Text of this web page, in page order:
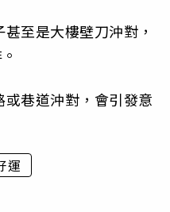
至是大樓壁刀沖對，
巷道沖對，會引發意
運